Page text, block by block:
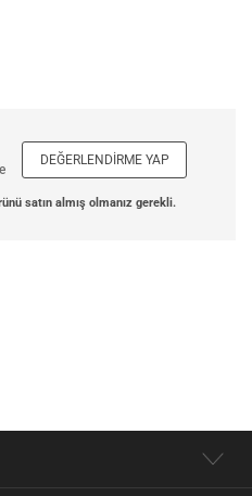
DEĞERLENDIRME YAP
satın almış olmanız gerekli.